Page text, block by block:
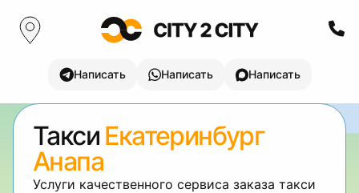
Написать Написать Написать
Такси Екатеринбург
Анапа
Услуги качественного сервиса заказа такси